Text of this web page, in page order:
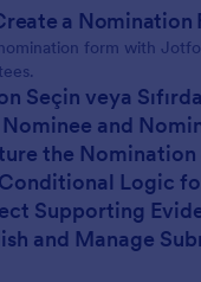
a Nomination
form with
Seçin veya
and
the
Logic
Supporting
and Manage